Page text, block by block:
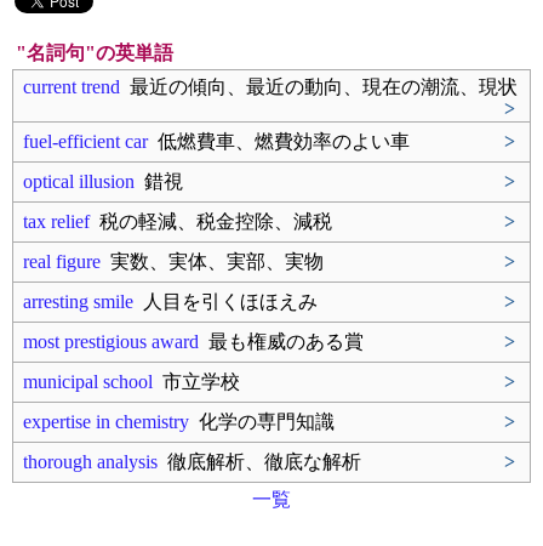
"名詞句"の英単語
current trend 最近の傾向、最近の動向、現在の潮流、現状
>
fuel-efficient car低燃費車、燃費効率のよい車
>
optical illusion 錯視
>
tax relief税の軽減、税金控除、減税
>
real figure 実数、実体、実部、実物
>
arresting smile 人目を引くほほえみ
>
most prestigious award 最も権威のある賞
>
municipal school 市立学校
>
expertise in chemistry 化学の専門知識
>
thorough analysis 徹底解析、徹底な解析
>
一覧